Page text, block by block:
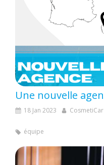
18 Jan 2023 CosmetiCar
équipe